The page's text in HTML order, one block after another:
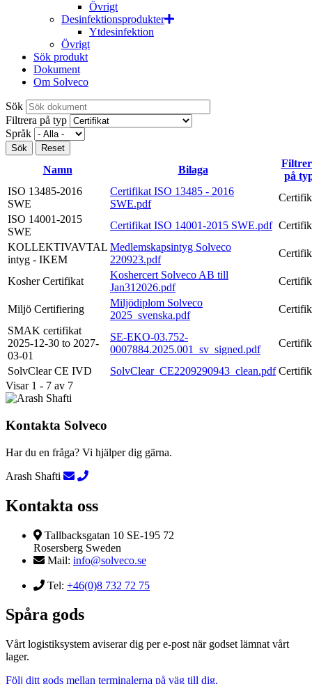
Övrigt
Desinfektionsprodukter
Ytdesinfektion
Övrigt
Sök produkt
Dokument
Om Solveco
Sök
Filtrera på typ
Språk
Namn Bilaga
på
ISO 13485-2016
SWE
Certifikat ISO 13485 - 2016
SWE.pdf
ISO 14001-2015
SWE
Certifikat ISO 14001-2015 SWE.pdf
KOLLEKTIVAVTAL
intyg - IKEM
Medlemskapsintyg Solveco
220923.pdf
Kosher Certifikat
Koshercert Solveco AB till
Jan312026.pdf
Miljö Certifiering
Miljödiplom Solveco
2025_svenska.pdf
SMAK certifikat
2025-12-30 to 2027-
03-01
SE-EKO-03.752-
0007884.2025.001_sv_signed.pdf
SolvClear CE IVD SolvClear_CE2209290943_clean.pdf
Visar 1 - 7 av 7
Kontakta Solveco
Har du en fråga? Vi hjälper dig gärna.
Arash Shafti
Kontakta oss
Tallbacksgatan 10 SE-195 72
Rosersberg Sweden
Mail: info@solveco.se
Tel: +46(0)8 732 72 75
Spåra gods
Vårt logistiksystem aviserar dig per e-post när godset lämnat vårt
lager.
Följ ditt gods mellan terminalerna på väg till dig.